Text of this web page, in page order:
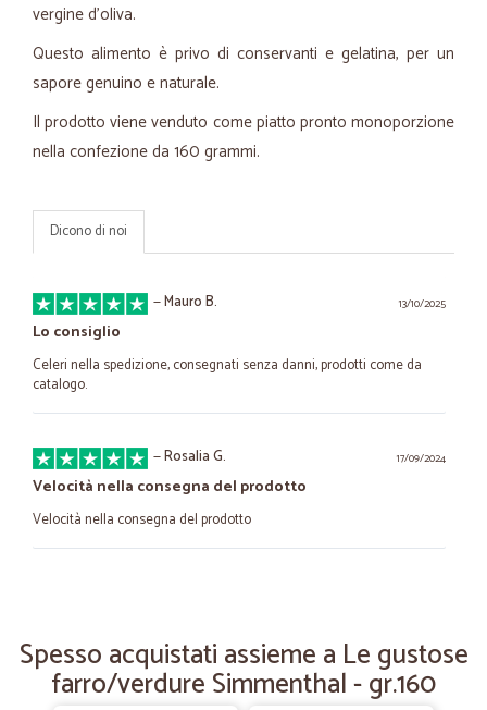
vergine d'oliva.
Questo alimento è privo di conservanti e gelatina, per un
sapore genuino e naturale.
Il prodotto viene venduto come piatto pronto monoporzione
nella confezione da 160 grammi.
Dicono di noi
13/10/2025
—Mauro B.
Lo consiglio
Celeri nella spedizione, consegnati senza danni, prodotti come da
catalogo.
17/09/2024
—Rosalia G.
Velocità nella consegna del prodotto
Velocità nella consegna del prodotto
Ottimo fornitore Ho ricevuto il prodotto ben confezionato e in tempi
rapidi ad un ottimo prezzo.
Spesso acquistati assieme a Le gustose
farro/verdure Simmenthal - gr.160